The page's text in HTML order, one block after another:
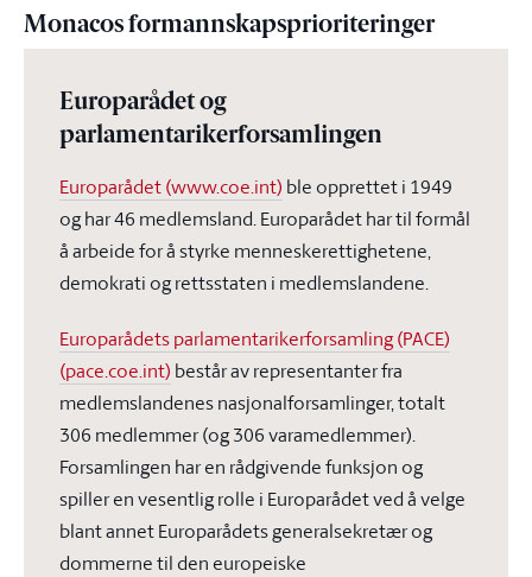
Monacos formannskapsprioriteringer
Europarådet og
parlamentarikerforsamlingen
Europarådet (www.coe.int) ble opprettet i 1949
og har 46 medlemsland. Europarådet har til formål
å arbeide for å styrke menneskerettighetene,
demokrati og rettsstaten i medlemslandene.
Europarådets parlamentarikerforsamling (PACE)
(pace.coe.int) består av representanter fra
medlemslandenes nasjonalforsamlinger, totalt
306 medlemmer (og 306 varamedlemmer).
Forsamlingen har en rådgivende funksjon og
spiller en vesentlig rolle i Europarådet ved å velge
blant annet Europarådets generalsekretær og
dommerne til den europeiske